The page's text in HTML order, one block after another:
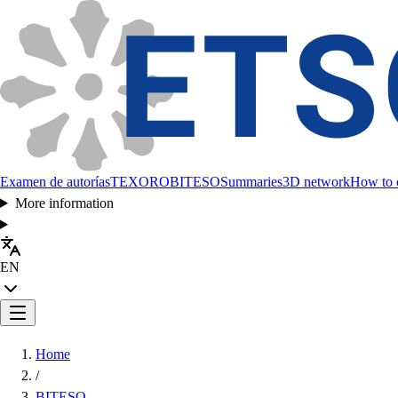
Examen de autoríasTEXOROBITESOSummaries3D networkHow to
More information
EN
Home
/